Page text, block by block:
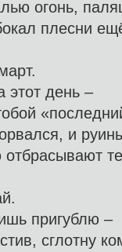
огонь,
плесни
этот день –
и
отбрасывают
пригублю –
сглотну